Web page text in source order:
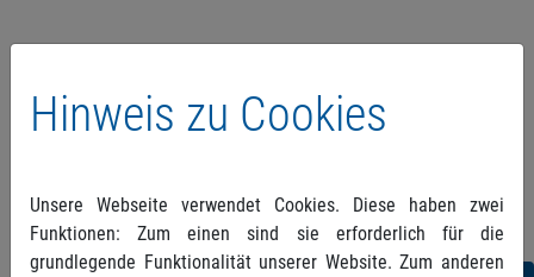
Ihre PVS
Hinweis zu Cookies
Unsere Webseite verwendet Cookies. Diese haben zwei
Funktionen: Zum einen sind sie erforderlich für die
grundlegende Funktionalität unserer Website. Zum anderen